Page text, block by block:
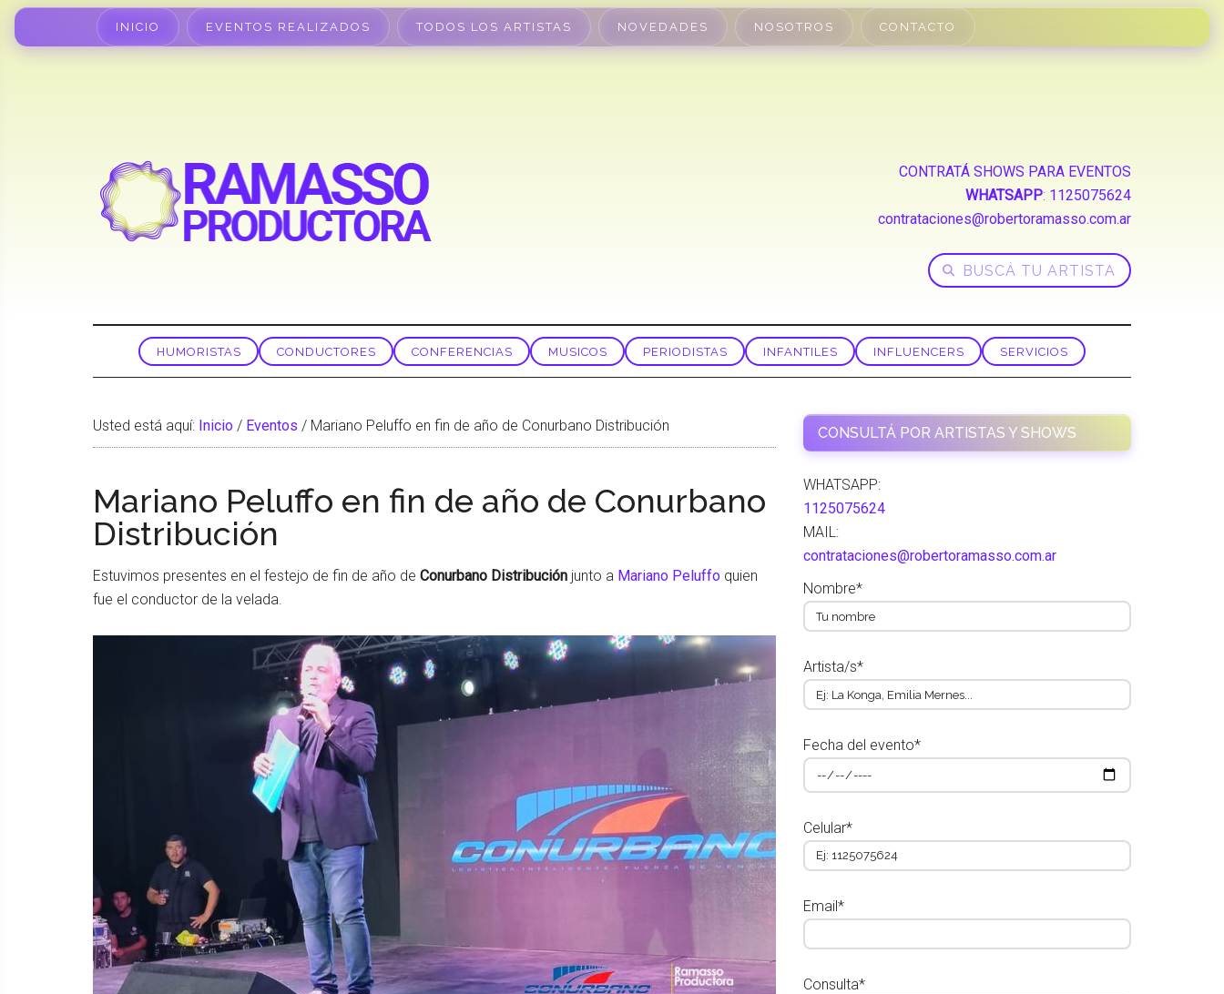
INICIO EVENTOS REALIZADOS TODOS LOS ARTISTAS NOVEDADES NOSOTROS CONTACTO
CONTRATÁ SHOWS PARA EVENTOS
WHATSAPP: 1125075624
contrataciones@robertoramasso.com.ar
HUMORISTAS CONDUCTORES CONFERENCIAS MUSICOS PERIODISTAS INFANTILES INFLUENCERS SERVICIOS
Usted está aquí: Inicio / Eventos / Mariano Peluffo en fin de año de Conurbano Distribución
Mariano Peluffo en fin de año de Conurbano
Distribución
Estuvimos presentes en el festejo de fin de año de Conurbano Distribución junto a Mariano Peluffo quien
fue el conductor de la velada.
CONSULTÁ POR ARTISTAS Y SHOWS
WHATSAPP:
1125075624
MAIL:
contrataciones@robertoramasso.com.ar
Nombre*
Artista/s*
Fecha del evento*
Celular*
Email*
Consulta*